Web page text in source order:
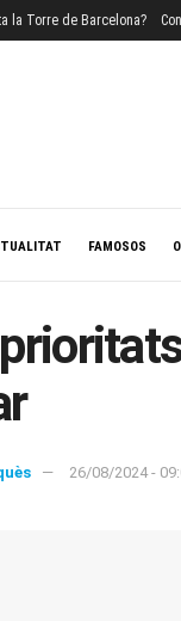
la Torre de Barcelona?
FAMOSOS
26/08/2024 -